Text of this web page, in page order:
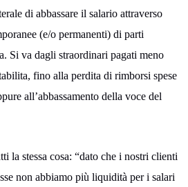
di abbassare il salario attraverso
(e/o permanenti) di parti
Si va dagli straordinari pagati meno
fino alla perdita di rimborsi spese
all’abbassamento della voce del
la stessa cosa: “dato che i nostri clienti
non abbiamo più liquidità per i salari